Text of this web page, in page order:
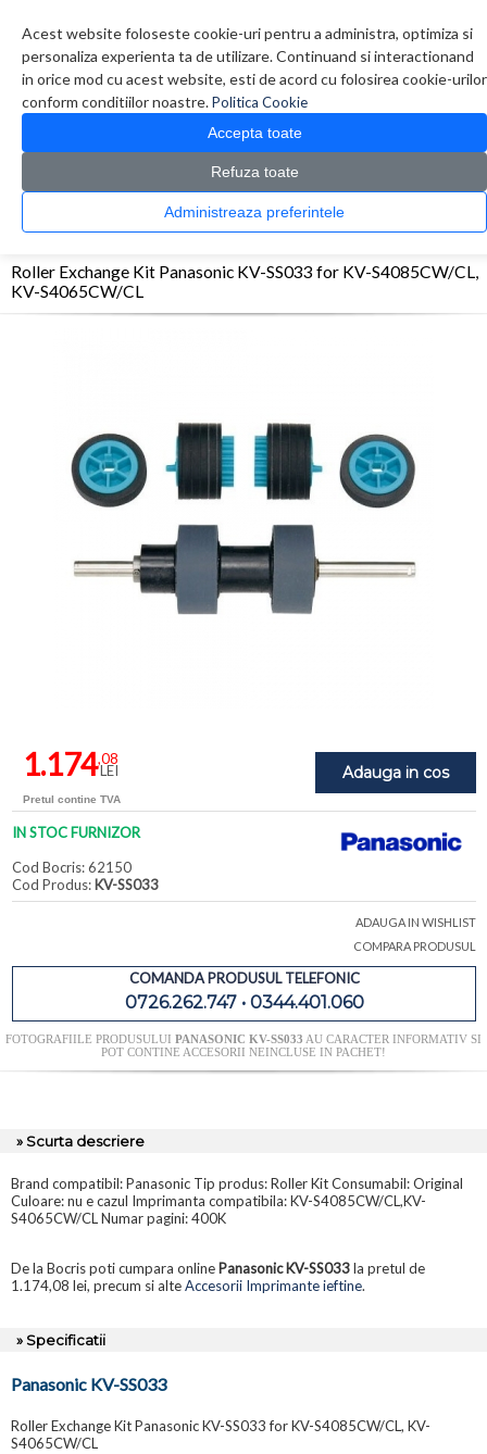
Acest website foloseste cookie-uri pentru a administra, optimiza si
personaliza experienta ta de utilizare. Continuand si interactionand
in orice mod cu acest website, esti de acord cu folosirea cookie-urilor
conform conditiilor noastre.Politica Cookie
Accepta toate
Refuza toate
Administreaza preferintele
0 produs(e)
CATALOG PRODUSE
> Accesorii Imprimante > Roller Exchange Kit Panasonic
Roller Exchange Kit Panasonic KV-SS033 for KV-S4085CW/CL,
KV-S4065CW/CL
Adauga in cos
1.174,08
LEI
Pretul contine TVA
IN STOC FURNIZOR
Cod Bocris: 62150
Cod Produs: KV-SS033
ADAUGA IN WISHLIST
COMPARA PRODUSUL
COMANDA PRODUSUL TELEFONIC
0726.262.747 • 0344.401.060
FOTOGRAFIILE PRODUSULUI PANASONIC KV-SS033 AU CARACTER INFORMATIV SI
POT CONTINE ACCESORII NEINCLUSE IN PACHET!
» Scurta descriere
Brand compatibil: Panasonic Tip produs: Roller Kit Consumabil: Original
Culoare: nu e cazul Imprimanta compatibila: KV-S4085CW/CL,KV-
S4065CW/CL Numar pagini: 400K
De la Bocris poti cumpara online Panasonic KV-SS033la pretul de
1.174,08 lei, precum si alteAccesorii Imprimante ieftine.
» Specificatii
Panasonic KV-SS033
Roller Exchange Kit Panasonic KV-SS033 for KV-S4085CW/CL, KV-
S4065CW/CL